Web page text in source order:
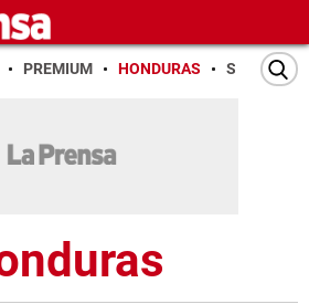
PREMIUM HONDURAS SAN PEDRO